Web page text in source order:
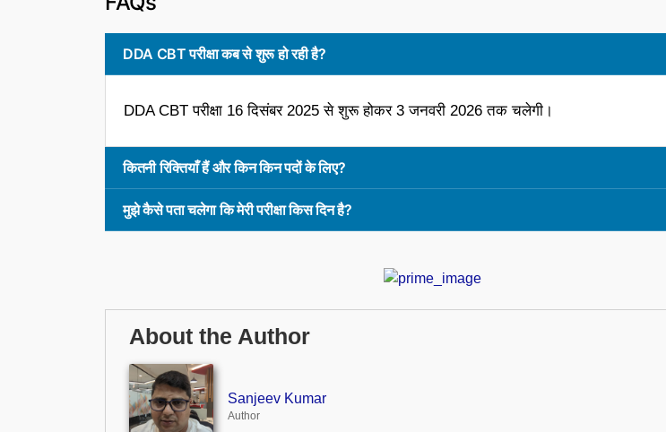
DDA CBT परीक्षा कब से शुरू हो रही है?
DDA CBT परीक्षा 16 दिसंबर 2025 से शुरू होकर 3 जनवरी 2026 तक चलेगी।
कितनी रिक्तियाँ हैं और किन किन पदों के लिए?
मुझे कैसे पता चलेगा कि मेरी परीक्षा किस दिन है?
About the Author
Sanjeev Kumar
Author